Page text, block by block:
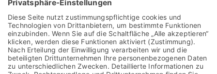
Kontakt aufnehmen
Tel: 02546 939 85 20
Mobil: 0151 668 975 79
WhatsApp: 0151 668 975 79